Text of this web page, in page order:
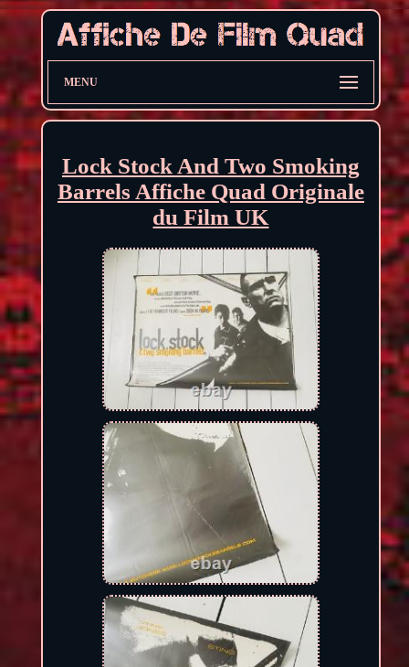
MENU
Lock Stock And Two Smoking
Barrels Affiche Quad Originale
du Film UK